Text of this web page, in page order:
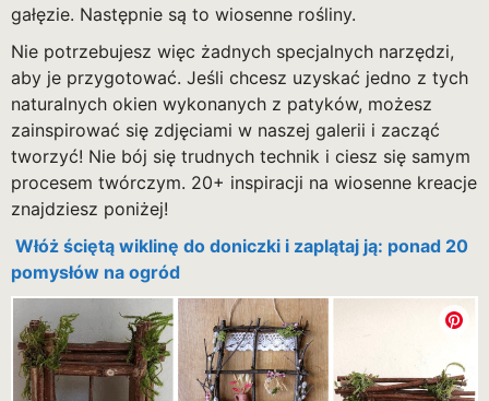
gałęzie. Następnie są to wiosenne rośliny.
Nie potrzebujesz więc żadnych specjalnych narzędzi,
aby je przygotować. Jeśli chcesz uzyskać jedno z tych
naturalnych okien wykonanych z patyków, możesz
zainspirować się zdjęciami w naszej galerii i zacząć
tworzyć! Nie bój się trudnych technik i ciesz się samym
procesem twórczym. 20+ inspiracji na wiosenne kreacje
znajdziesz poniżej!
Włóż ściętą wiklinę do doniczki i zaplątaj ją: ponad 20
pomysłów na ogród